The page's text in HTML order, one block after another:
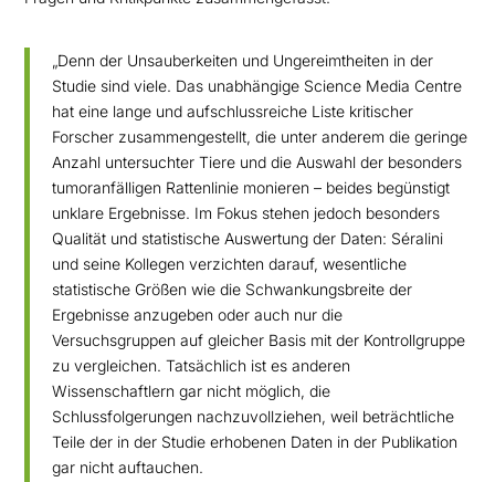
„Denn der Unsauberkeiten und Ungereimtheiten in der
Studie sind viele. Das unabhängige Science Media Centre
hat eine lange und aufschlussreiche Liste kritischer
Forscher zusammengestellt, die unter anderem die geringe
Anzahl untersuchter Tiere und die Auswahlder besonders
tumoranfälligen Rattenlinie monieren – beides begünstigt
unklare Ergebnisse. Im Fokus stehen jedoch besonders
Qualität und statistische Auswertung der Daten: Séralini
und seine Kollegen verzichten darauf, wesentliche
statistische Größen wie die Schwankungsbreiteder
Ergebnisse anzugeben oder auch nur die
Versuchsgruppen auf gleicher Basis mit der Kontrollgruppe
zu vergleichen. Tatsächlich ist es anderen
Wissenschaftlern gar nicht möglich,die
Schlussfolgerungen nachzuvollziehen, weil beträchtliche
Teile der in der Studie erhobenen Daten in der Publikation
gar nicht auftauchen.